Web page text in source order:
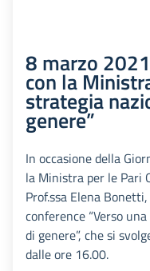
8 marzo
con la
strategia
genere”
In occasione della
la Ministra per le Pari
Prof.ssa Elena
conference “Verso
di genere”, che si
dalle ore 16.00.